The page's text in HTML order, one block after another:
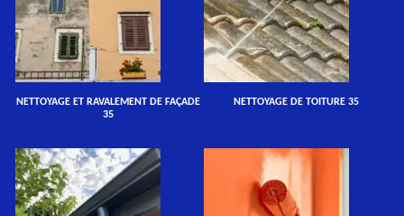
NETTOYAGE ET RAVALEMENT DE FAÇADE
35
NETTOYAGE DE TOITURE 35